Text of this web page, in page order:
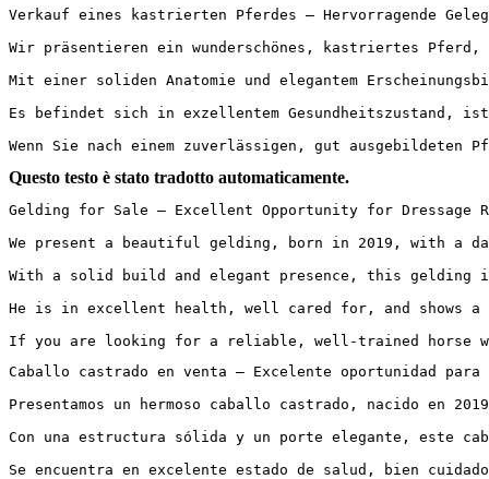
Verkauf eines kastrierten Pferdes – Hervorragende
Wir präsentieren ein wunderschönes, kastriertes Pferd,
Mit einer soliden Anatomie und elegantem
Es befindet sich in exzellentem Gesundheitszustand,
Wenn Sie nach einem zuverlässigen, gut
Questo testo è stato tradotto automaticamente.
Gelding for Sale – Excellent Opportunity for Dressage
We present a beautiful gelding, born in 2019, with a
With a solid build and elegant presence, this gelding
He is in excellent health, well cared for, and shows
If you are looking for a reliable, well-trained horse
Caballo castrado en venta – Excelente oportunidad
Presentamos un hermoso caballo castrado, nacido en
Con una estructura sólida y un porte elegante, este
Se encuentra en excelente estado de salud, bien